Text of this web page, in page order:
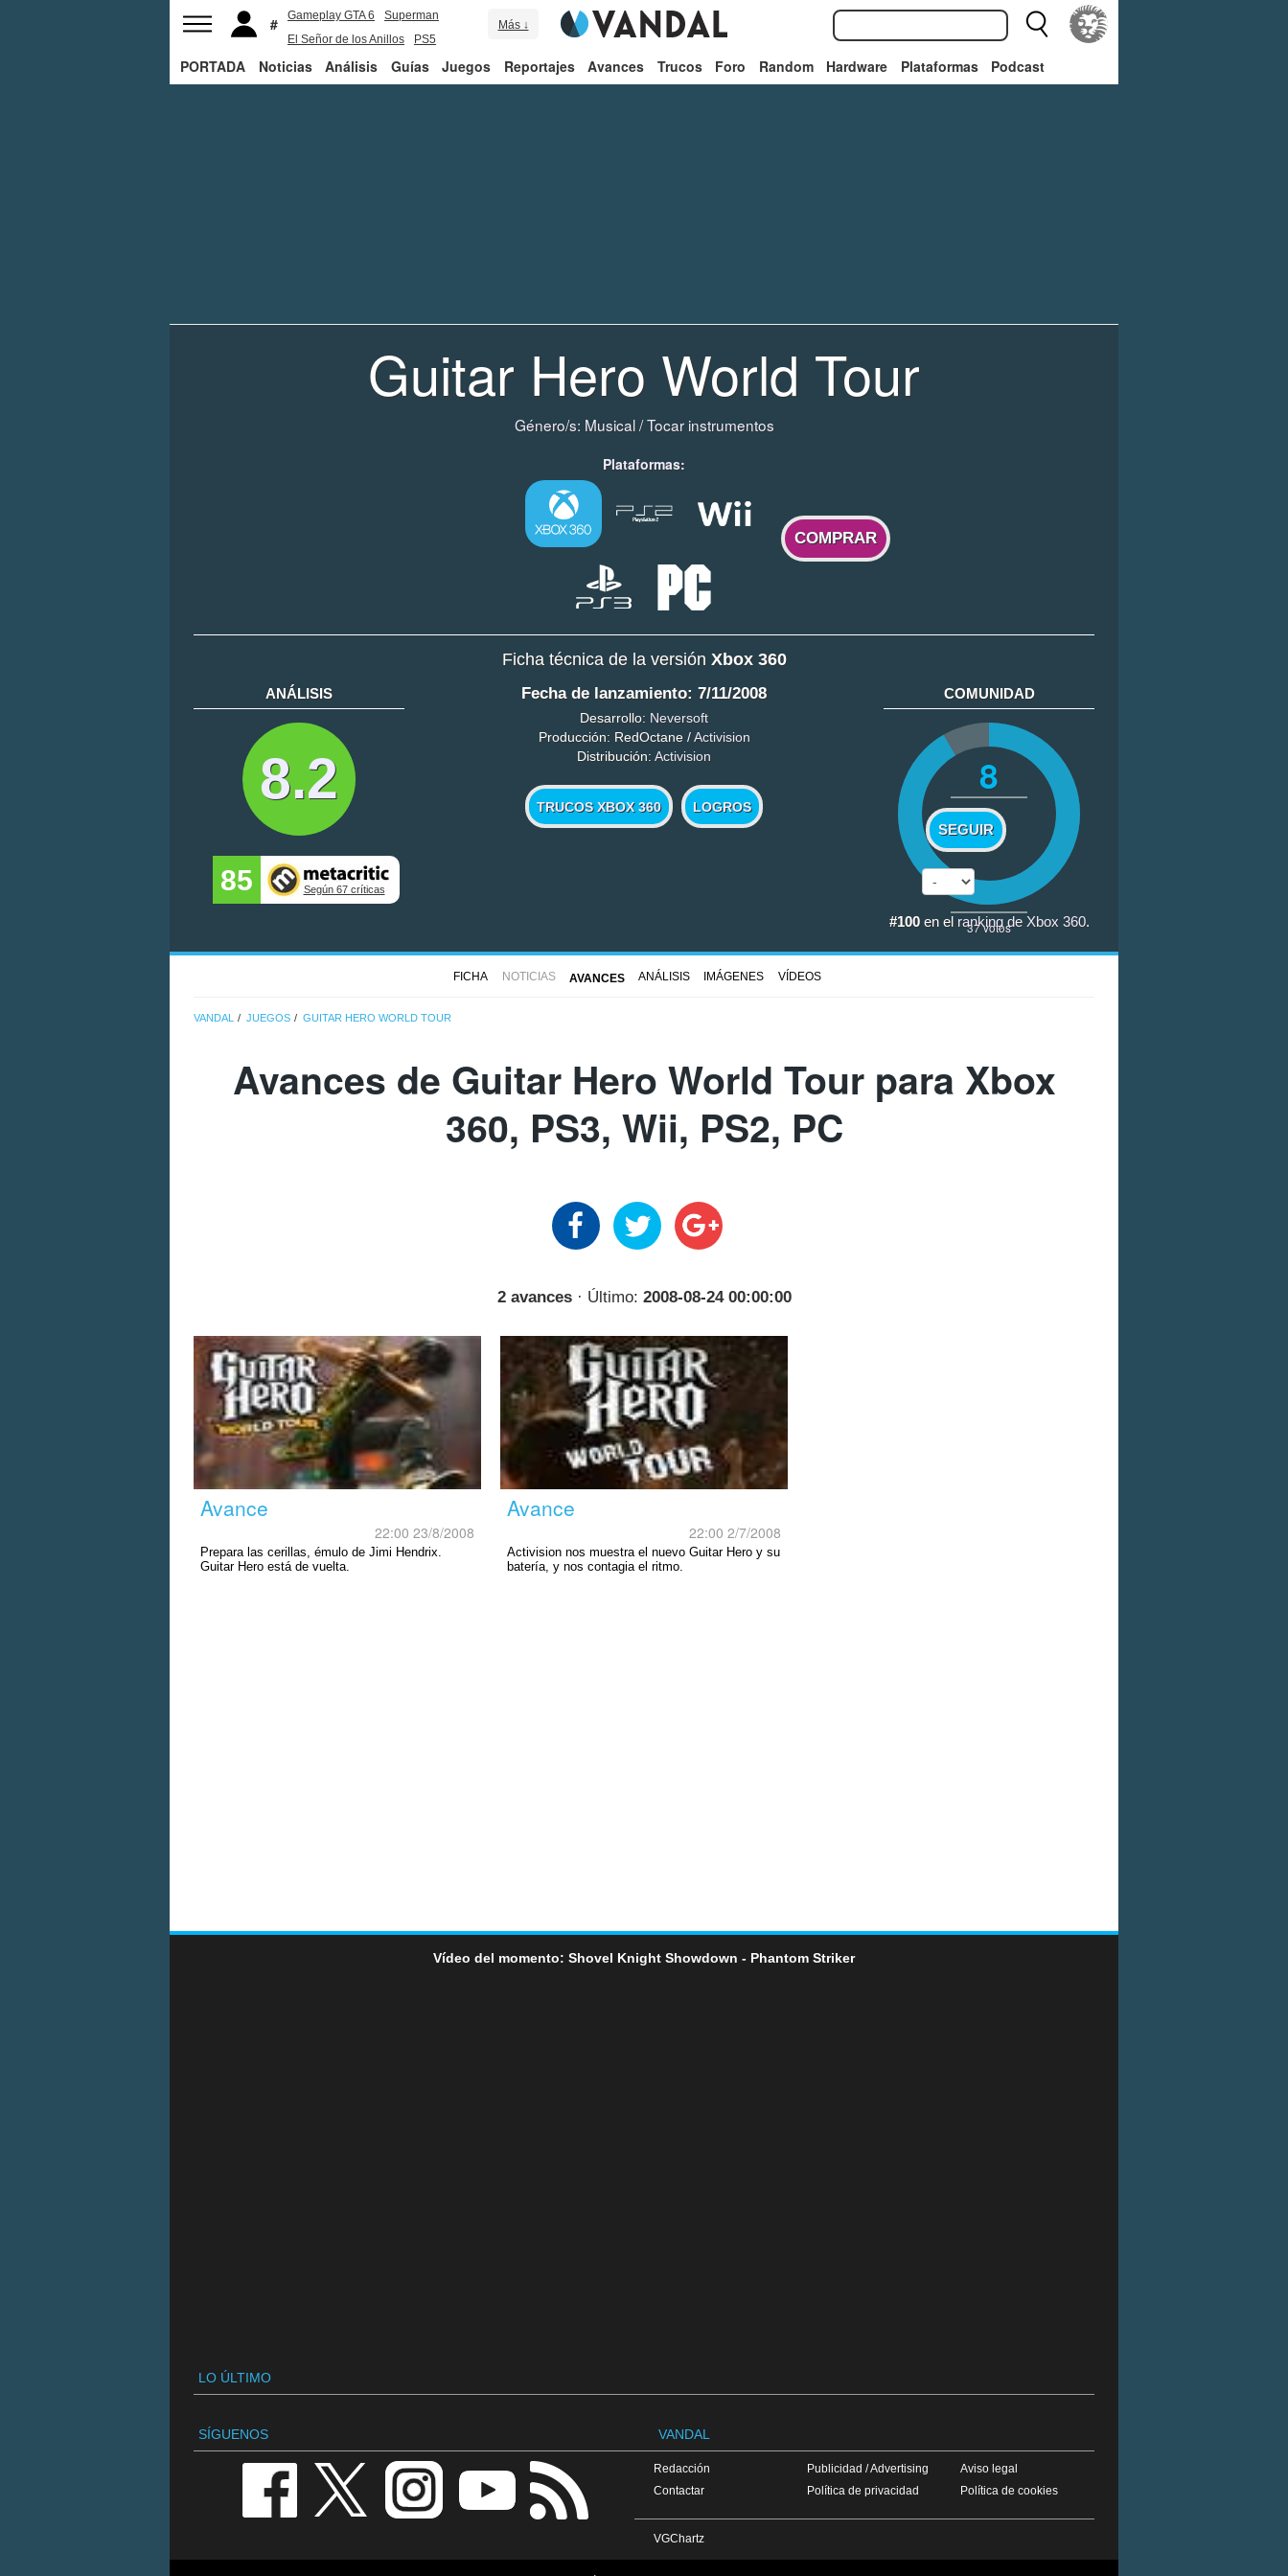
Gameplay GTA 6
Superman
El Señor de los Anillos
PS5
Más ↓
PORTADA Noticias Análisis Guías Juegos Reportajes Avances Trucos Foro Random Hardware Plataformas Podcast
Guitar Hero World Tour
Género/s: Musical/Tocar instrumentos
Plataformas:
COMPRAR
Ficha técnica de la versión Xbox 360
ANÁLISIS
8.2
85 Según 67 críticas
Fecha de lanzamiento: 7/11/2008
Desarrollo: Neversoft
Producción: RedOctane /Activision
Distribución: Activision
TRUCOS XBOX 360 LOGROS
COMUNIDAD
8
SEGUIR
37votos
#100en el ranking de Xbox 360.
FICHA NOTICIAS AVANCES ANÁLISIS IMÁGENES VÍDEOS
VANDAL JUEGOS GUITAR HERO WORLD TOUR
Avances de Guitar Hero World Tour para Xbox
360, PS3, Wii, PS2, PC
2 avances· Último: 2008-08-24 00:00:00
Avance
22:00 23/8/2008
Prepara las cerillas, émulo de Jimi Hendrix.
Guitar Hero está de vuelta.
Avance
22:00 2/7/2008
Activision nos muestra el nuevo Guitar Hero y su
batería, y nos contagia el ritmo.
Vídeo del momento: Shovel Knight Showdown - Phantom Striker
LO ÚLTIMO
SÍGUENOS VANDAL
Redacción
Contactar
Publicidad / Advertising
Política de privacidad
Aviso legal
Política de cookies
VGChartz